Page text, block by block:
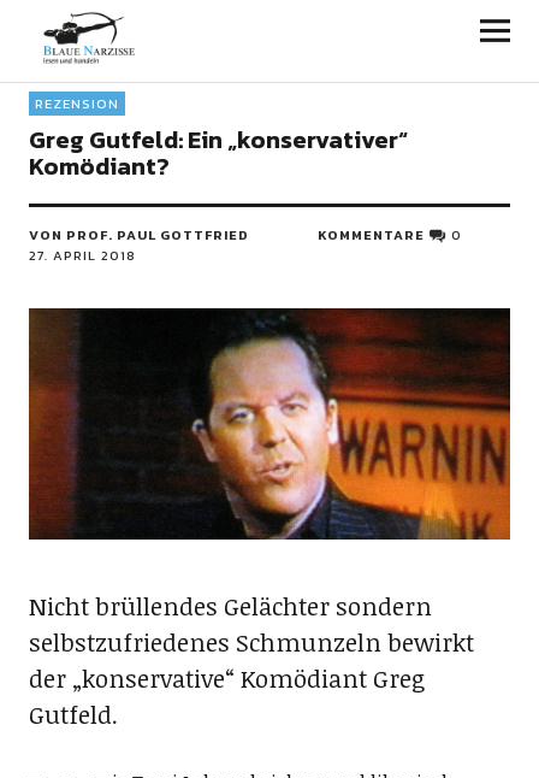
Blaue Narzisse
REZENSION
Greg Gutfeld: Ein „konservativer“
Komödiant?
VON PROF. PAUL GOTTFRIED
27. APRIL 2018
KOMMENTARE 0
Nicht brüllendes Gelächter sondern
selbstzufriedenes Schmunzeln bewirkt
der „konservative“ Komödiant Greg
Gutfeld.